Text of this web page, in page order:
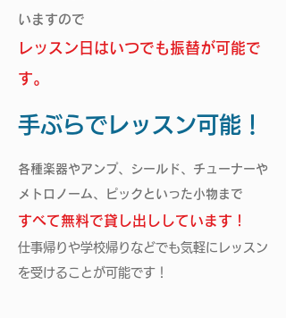
いますので
レッスン日はいつでも振替が可能で
す。
​手ぶらでレッスン可能！
​各種楽器やアンプ、シールド、チューナーや
メトロノーム、ピックといった小物まで
すべて無料で貸し出ししています！
仕事帰りや学校帰りなどでも気軽にレッスン
を受けることが可能です！